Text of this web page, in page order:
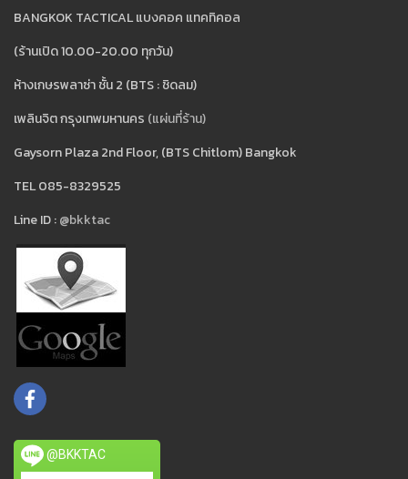
BANGKOK TACTICAL แบงคอค แทคทิคอล
(ร้านเปิด 10.00-20.00 ทุกวัน)
ห้างเกษรพลาซ่า ชั้น 2 (BTS : ชิดลม)
เพลินจิต กรุงเทพมหานคร (แผ่นที่ร้าน)
Gaysorn Plaza 2nd Floor, (BTS Chitlom) Bangkok
TEL 085-8329525
Line ID :@bkktac
@BKKTAC